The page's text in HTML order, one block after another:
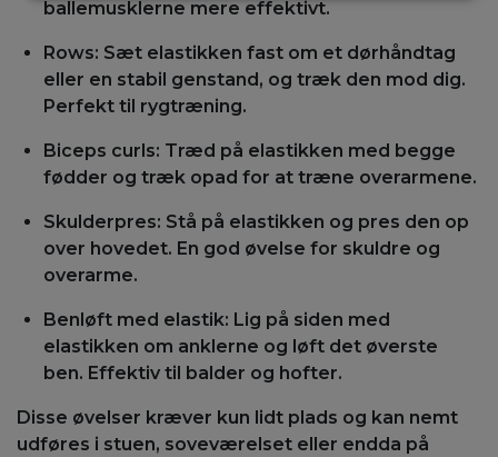
ballemusklerne mere effektivt.
Rows: Sæt elastikken fast om et dørhåndtag
eller en stabil genstand, og træk den mod dig.
Perfekt til rygtræning.
Biceps curls: Træd på elastikken med begge
fødder og træk opad for at træne overarmene.
Skulderpres: Stå på elastikken og pres den op
over hovedet. En god øvelse for skuldre og
overarme.
Benløft med elastik: Lig på siden med
elastikken om anklerne og løft det øverste
ben. Effektiv til balder og hofter.
Disse øvelser kræver kun lidt plads og kan nemt
udføres i stuen, soveværelset eller endda på